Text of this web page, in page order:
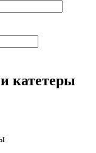
катетеры